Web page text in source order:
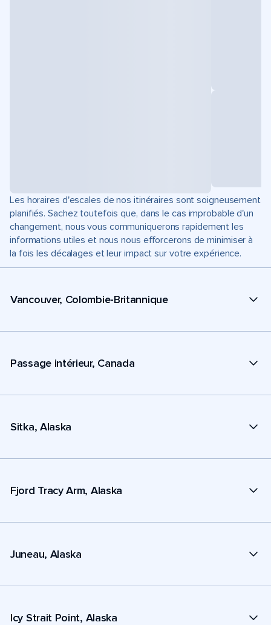
Les horaires d'escales de nos itinéraires sont soigneusement
planifiés. Sachez toutefois que, dans le cas improbable d'un
changement, nous vous communiquerons rapidement les
informations utiles et nous nous efforcerons de minimiser à
la fois les décalages et leur impact sur votre expérience.
Vancouver, Colombie-Britannique
Passage intérieur, Canada
Sitka, Alaska
Fjord Tracy Arm, Alaska
Juneau, Alaska
Icy Strait Point, Alaska